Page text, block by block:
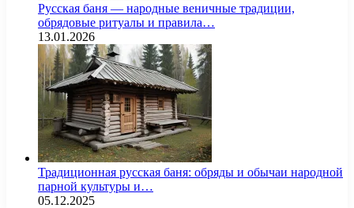
Русская баня — народные веничные традиции,
обрядовые ритуалы и правила…
13.01.2026
Традиционная русская баня: обряды и обычаи народной
парной культуры и…
05.12.2025